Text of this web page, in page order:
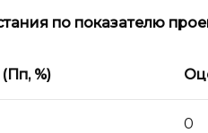
по показателю
(Пп, %)
0